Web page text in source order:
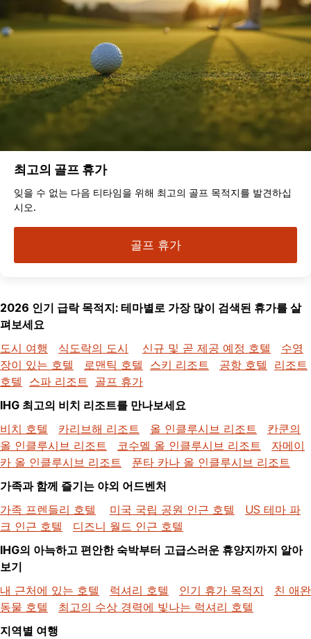
최고의 골프 휴가
잊을 수 없는 다음 티타임을 위해 최고의 골프 목적지를 발견하십
시오.
골프 휴가
2026 인기 급락 목적지: 테마별로 가장 많이 검색된 휴가를 살
펴보세요
도시 여행
식도락의 도시 신규 및 곧 제공 예정 호텔
수영
장이 있는 호텔
로맨틱 호텔 스키 리조트 공항 호텔
리조트
호텔
스파 리조트
골프 휴가
IHG 최고의 비치 리조트를 만나보세요
비치 호텔
카리브해 리조트 올 인클루시브 리조트
칸쿤의
올 인클루시브 리조트
코수멜 올 인클루시브 리조트
자메이
카 올 인클루시브 리조트
푼타 카나 올 인클루시브 리조트
가족과 함께 즐기는 야외 어드벤처
가족 프렌들리 호텔
미국 국립 공원 인근 호텔
US 테마 파
크 인근 호텔
디즈니 월드 인근 호텔
IHG의 아늑하고 편안한 숙박부터 고급스러운 휴양지까지 알아
보기
내 근처에 있는 호텔
럭셔리 호텔 인기 휴가 목적지
친 애완
동물 호텔
최고의 수상 경력에 빛나는 럭셔리 호텔
지역별 여행